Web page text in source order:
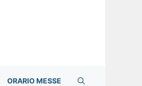
ORARIO MESSE